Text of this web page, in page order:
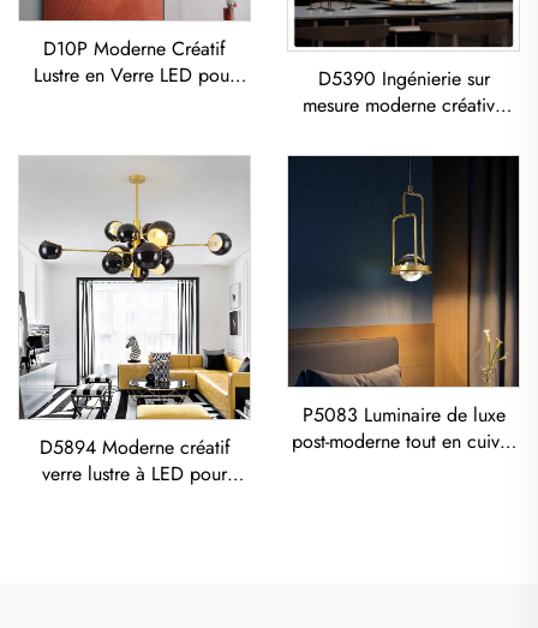
D10P Moderne Créatif
Lustre en Verre LED pour
D5390 Ingénierie sur
mesure moderne créative
LED pour salon et salle à
manger
D5894 Moderne créatif
verre lustre à LED pour
P5083 Luminaire de luxe
post-moderne tout en cuivre